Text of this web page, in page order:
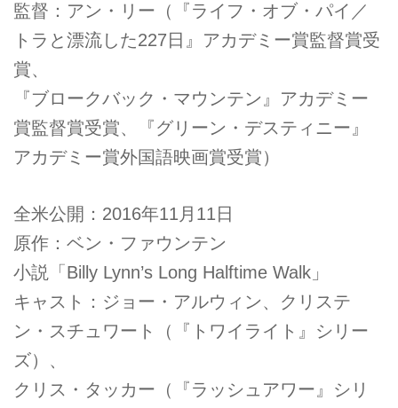
監督：アン・リー（『ライフ・オブ・パイ／
トラと漂流した227日』アカデミー賞監督賞受
賞、
『ブロークバック・マウンテン』アカデミー
賞監督賞受賞、『グリーン・デスティニー』
アカデミー賞外国語映画賞受賞）
全米公開：2016年11月11日
原作：ベン・ファウンテン
小説「Billy Lynn’s Long Halftime Walk」
キャスト：ジョー・アルウィン、クリステ
ン・スチュワート（『トワイライト』シリー
ズ）、
クリス・タッカー（『ラッシュアワー』シリ